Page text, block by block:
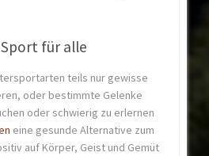
für alle
teils nur gewisse
oder bestimmte Gelenke
oder schwierig zu erlernen
eine gesunde Alternative zum
auf Körper, Geist und Gemüt